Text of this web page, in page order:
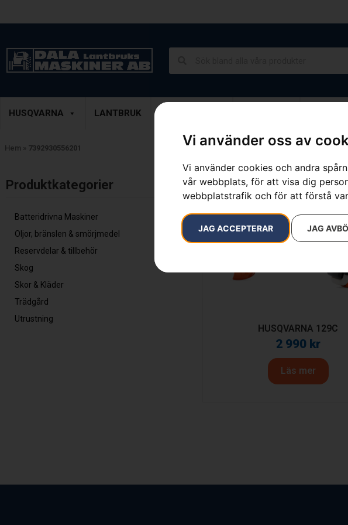
Vi använder oss av
Vi använder cookies och andra
vår webbplats, för att visa dig
webbplatstrafik och för att förstå
JAG ACCEPTERAR JAG
HUSQVARNA LANTBRUK
Hem » 7392930556201
Produktkategorier​
Batteridrivna Maskiner
Oljor, bränslen & smörjmedel
Reservdelar & tillbehör
Skog
Skor & Kläder
Trädgård
Utrustning
Endast ett sökresultat
HUSQVARNA 129C
2 990 kr
Läs mer